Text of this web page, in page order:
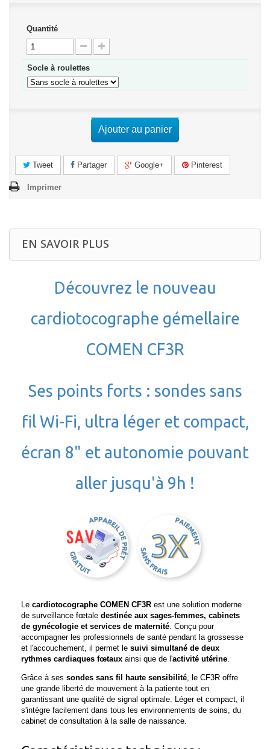
Quantité
Socle à roulettes
Ajouter au panier
Tweet Partager Google+ Pinterest
Imprimer
EN SAVOIR PLUS
Découvrez le nouveau
cardiotocographe gémellaire
COMEN CF3R
Ses points forts : sondes sans
fil Wi-Fi, ultra léger et compact,
écran 8" et autonomie pouvant
aller jusqu'à 9h !
Le cardiotocographe COMEN CF3R est une solution moderne
de surveillance fœtale destinée aux sages-femmes, cabinets
de gynécologie et services de maternité . Conçu pour
accompagner les professionnels de santé pendant la grossesse
et l'accouchement, il permet le suivi simultané de deux
rythmes cardiaques fœtaux ainsi que de l'activité utérine
Grâce à ses sondes sans fil haute sensibilité , le CF3R offre
une grande liberté de mouvement à la patiente tout en
garantissant une qualité de signal optimale. Léger et compact, il
s'intègre facilement dans tous les environnements de soins, du
cabinet de consultation à la salle de naissance.